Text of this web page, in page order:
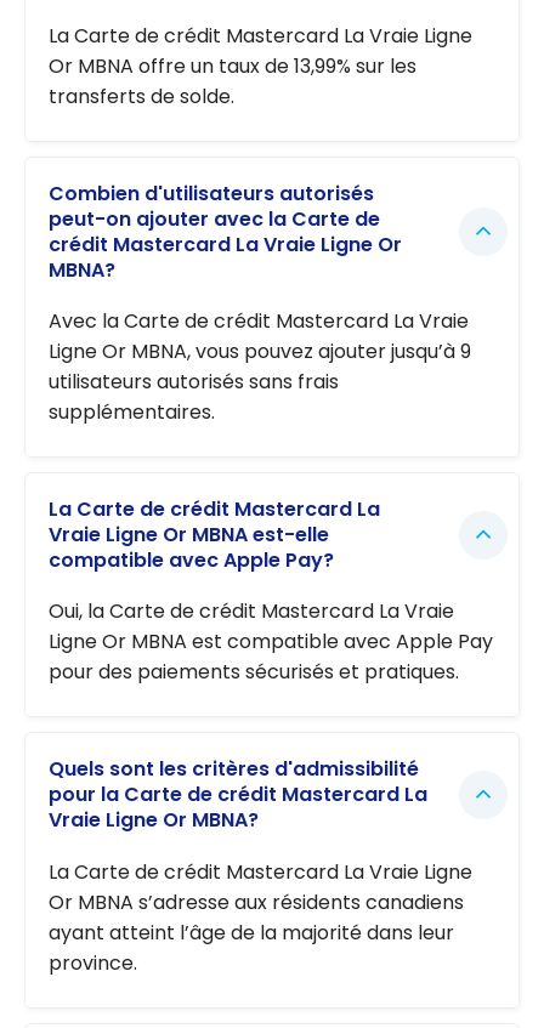
La Carte de crédit Mastercard La Vraie Ligne
Or MBNA offre un taux de 13,99% sur les
transferts de solde.
Combien d'utilisateurs autorisés
peut-on ajouter avec la Carte de
crédit Mastercard La Vraie Ligne Or
MBNA?
Avec la Carte de crédit Mastercard La Vraie
Ligne Or MBNA, vous pouvez ajouter jusqu’à 9
utilisateurs autorisés sans frais
supplémentaires.
La Carte de crédit Mastercard La
Vraie Ligne Or MBNA est-elle
compatible avec Apple Pay?
Oui, la Carte de crédit Mastercard La Vraie
Ligne Or MBNA est compatible avec Apple Pay
pour des paiements sécurisés et pratiques.
Quels sont les critères d'admissibilité
pour la Carte de crédit Mastercard La
Vraie Ligne Or MBNA?
La Carte de crédit Mastercard La Vraie Ligne
Or MBNA s’adresse aux résidents canadiens
ayant atteint l’âge de la majorité dans leur
province.